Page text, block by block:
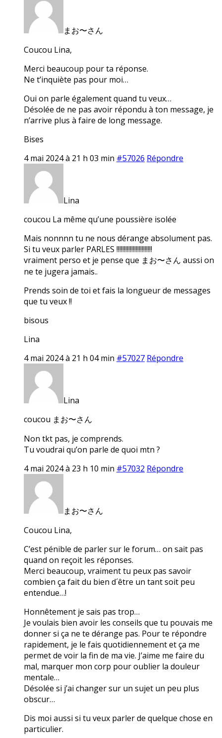
まお〜さん
Coucou Lina,
Merci beaucoup pour ta réponse.
Ne t’inquiète pas pour moi…
Oui on parle également quand tu veux…
Désolée de ne pas avoir répondu à ton message, je
n’arrive plus à faire de long message.
Bises
4 mai 2024 à 21 h 03 min #57026 Répondre
Lina
coucou La même qu’une poussière isolée
Mais nonnnn tu ne nous dérange absolument pas.
Si tu veux parler PARLES !!!!!!!!!!!!!!!!!!!!!!!!
vraiment perso et je pense que まお〜さん aussi on
ne te jugera jamais..
Prends soin de toi et fais la longueur de messages
que tu veux !!
bisous
Lina
4 mai 2024 à 21 h 04 min #57027 Répondre
Lina
coucou まお〜さん
Non tkt pas, je comprends.
Tu voudrai qu’on parle de quoi mtn ?
4 mai 2024 à 23 h 10 min #57032 Répondre
まお〜さん
Coucou Lina,
C’est pénible de parler sur le forum… on sait pas
quand on reçoit les réponses.
Merci beaucoup, vraiment tu peux pas savoir
combien ça fait du bien d´être un tant soit peu
entendue…!
Honnêtement je sais pas trop…
Je voulais bien avoir les conseils que tu pouvais me
donner si ça ne te dérange pas. Pour te répondre
rapidement, je le fais quotidiennement et ça me
permet de voir la fin de ma vie. J’aime me faire du
mal, marquer mon corp pour oublier la douleur
mentale…
Désolée si j’ai changer sur un sujet un peu plus
obscur…
Dis moi aussi si tu veux parler de quelque chose en
particulier.